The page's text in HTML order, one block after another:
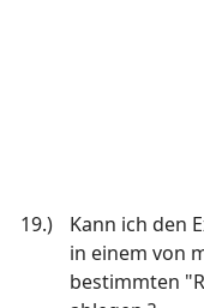
19.)
Kann ich den
in einem von
bestimmten